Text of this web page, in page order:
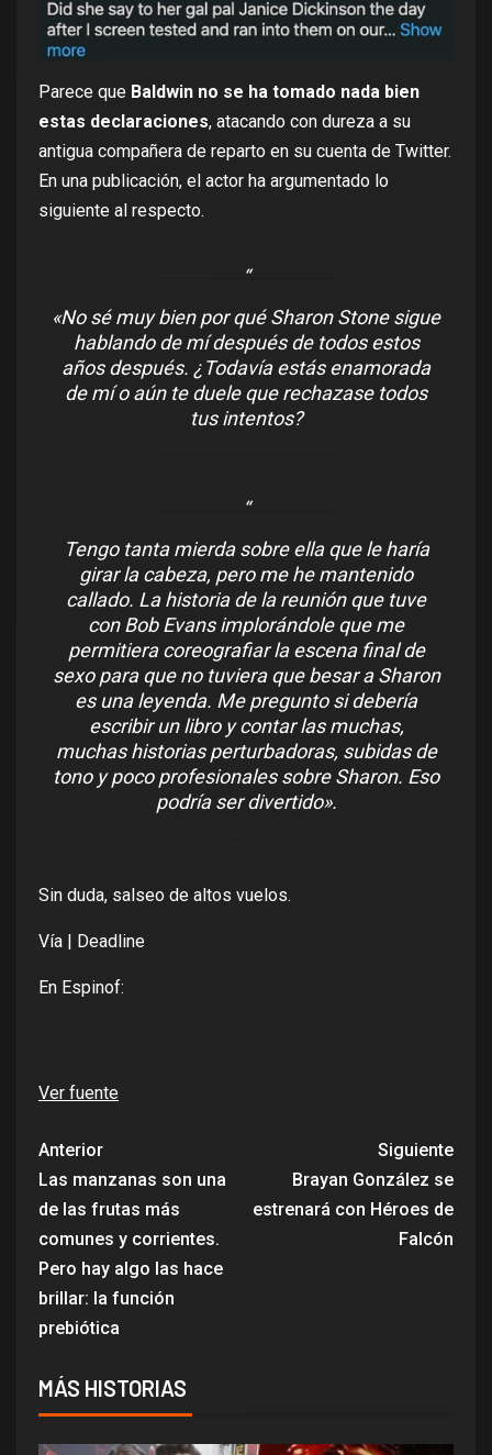
Parece que Baldwin no se ha tomado nada bien
estas declaraciones, atacando con dureza a su
antigua compañera de reparto en su cuenta de Twitter.
En una publicación, el actor ha argumentado lo
siguiente al respecto.
«No sé muy bien por qué Sharon Stone sigue
hablando de mí después de todos estos
años después. ¿Todavía estás enamorada
de mí o aún te duele que rechazase todos
tus intentos?
Tengo tanta mierda sobre ella que le haría
girar la cabeza, pero me he mantenido
callado. La historia de la reunión que tuve
con Bob Evans implorándole que me
permitiera coreografiar la escena final de
sexo para que no tuviera que besar a Sharon
es una leyenda. Me pregunto si debería
escribir un libro y contar las muchas,
muchas historias perturbadoras, subidas de
tono y poco profesionales sobre Sharon. Eso
podría ser divertido».
Sin duda, salseo de altos vuelos.
Vía | Deadline
En Espinof:
Ver fuente
Anterior
Las manzanas son una
de las frutas más
comunes y corrientes.
Pero hay algo las hace
brillar: la función
prebiótica
Siguiente
Brayan González se
estrenará con Héroes de
Falcón
MÁS HISTORIAS